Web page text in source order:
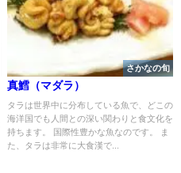
さかなの旬
真鱈（マダラ）
タラは世界中に分布している魚で、どこの
海洋国でも人間との深い関わりと食文化を
持ちます。 国際性豊かな魚なのです。 ま
た、タラは非常に大食漢で...